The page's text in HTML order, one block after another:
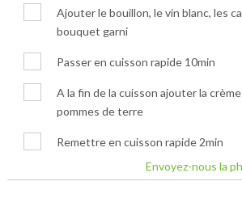
Ajouter le bouillon, le vin blanc, les
bouquet garni
Passer en cuisson rapide 10min
A la fin de la cuisson ajouter la
pommes de terre
Remettre en cuisson rapide 2min
Envoyez-nous la